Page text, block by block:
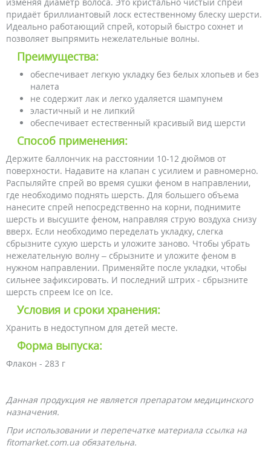
придаёт бриллиантовый лоск естественному блеску шерсти.
Идеально работающий спрей, который быстро сохнет и
позволяет выпрямить нежелательные волны.
Преимущества:
обеспечивает легкую укладку без белых хлопьев и без
налета
не содержит лак и легко удаляется шампунем
эластичный и не липкий
обеспечивает естественный красивый вид шерсти
Способ применения:
Держите баллончик на расстоянии 10-12 дюймов от
поверхности. Надавите на клапан с усилием и равномерно.
Распыляйте спрей во время сушки феном в направлении,
где необходимо поднять шерсть. Для большего объема
нанесите спрей непосредственно на корни, поднимите
шерсть и высушите феном, направляя струю воздуха снизу
вверх. Если необходимо переделать укладку, слегка
сбрызните сухую шерсть и уложите заново. Чтобы убрать
нежелательную волну – сбрызните и уложите феном в
нужном направлении. Применяйте после укладки, чтобы
сильнее зафиксировать. И последний штрих - сбрызните
шерсть спреем Ice on Ice.
Условия и сроки хранения:
Хранить в недоступном для детей месте.
Форма выпуска:
Флакон - 283 г
Данная продукция не является препаратом медицинского
назначения.
При использовании и перепечатке материала ссылка на
fitomarket.com.ua обязательна.